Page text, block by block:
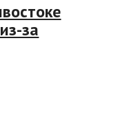
за